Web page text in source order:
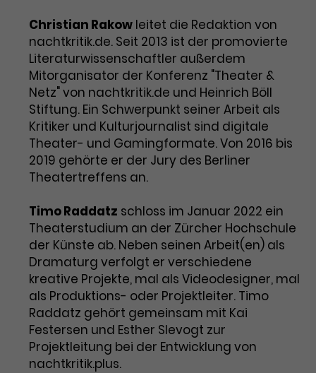
Christian Rakow leitet die Redaktion von
nachtkritik.de. Seit 2013 ist der promovierte
Literaturwissenschaftler außerdem
Mitorganisator der Konferenz "Theater &
Netz" von nachtkritik.de und Heinrich Böll
Stiftung. Ein Schwerpunkt seiner Arbeit als
Kritiker und Kulturjournalist sind digitale
Theater- und Gamingformate. Von 2016 bis
2019 gehörte er der Jury des Berliner
Theatertreffens an.
Timo Raddatz schloss im Januar 2022 ein
Theaterstudium an der Zürcher Hochschule
der Künste ab. Neben seinen Arbeit(en) als
Dramaturg verfolgt er verschiedene
kreative Projekte, mal als Videodesigner, mal
als Produktions- oder Projektleiter. Timo
Raddatz gehört gemeinsam mit Kai
Festersen und Esther Slevogt zur
Projektleitung bei der Entwicklung von
nachtkritik.plus.